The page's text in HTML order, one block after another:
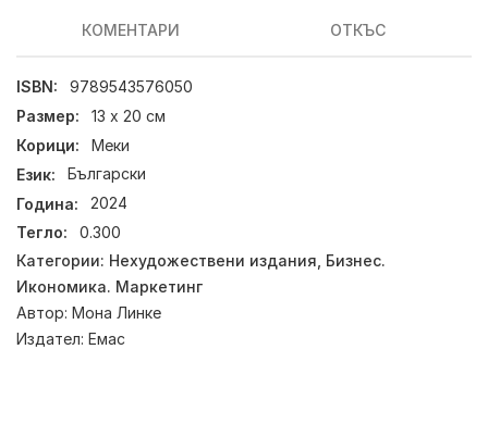
КОМЕНТАРИ ОТКЪС
ISBN:
9789543576050
Размер:
13 х 20 см
Корици:
Меки
Език:
Български
Година:
2024
Тегло:
0.300
Категории: Нехудожествени издания Бизнес.
Икономика. Маркетинг
Автор: Мона Линке
Издател: Емас